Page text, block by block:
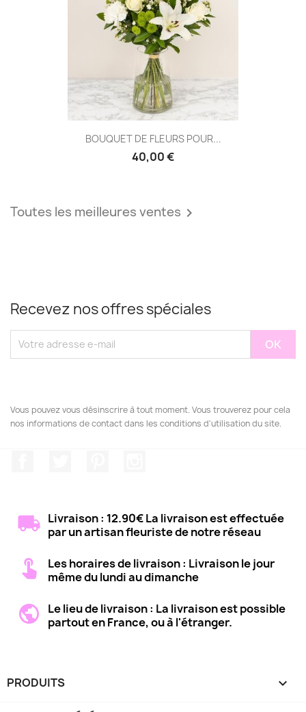
BOUQUET DE FLEURS POUR...
40,00 €
Toutes les meilleures ventes 
Recevez nos offres spéciales
Vous pouvez vous désinscrire à tout moment. Vous trouverez pour cela
nos informations de contact dans les conditions d'utilisation du site.
Livraison : 12.90€ La livraison est effectuée
par un artisan fleuriste de notre réseau
Les horaires de livraison : Livraison le jour
même du lundi au dimanche
Le lieu de livraison : La livraison est possible
partout en France, ou à l'étranger.
PRODUITS 